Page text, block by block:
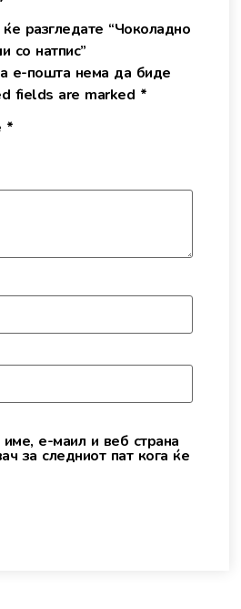
разгледате “Чоколадно
со натпис”
е-пошта нема да биде
fields are marked *
*
име, е-маил и веб страна
за следниот пат кога ќе